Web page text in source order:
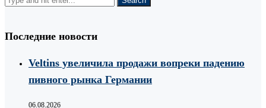
Последние новости
Veltins увеличила продажи вопреки падению
пивного рынка Германии
06.08.2026